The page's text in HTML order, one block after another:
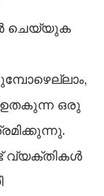
ചെയ്യുക
ഒരു
വ്യക്തികള്‍